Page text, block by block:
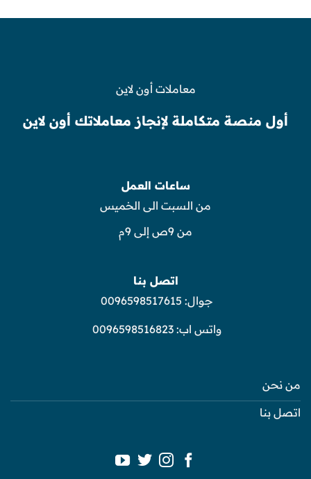
معاملات أون لاين
أول منصة متكاملة لإنجاز معاملاتك أون لاين
ساعات العمل
من السبت الى الخميس
من 9ص إلى 9م
اتصل بنا
جوال: 0096598517615
واتس اب:0096598516823
من نحن
اتصل بنا